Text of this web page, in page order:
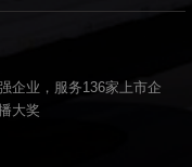
企业，服务136家上市企
大奖